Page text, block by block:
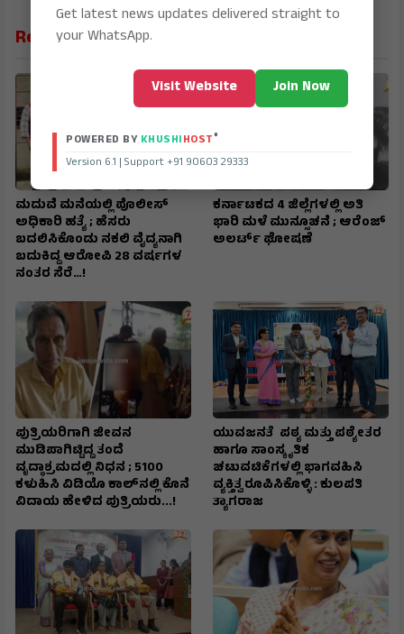
Related News
ಮದುವೆ ಮನೆಯಲ್ಲಿ ಪೊಲೀಸ್
ಅಧಿಕಾರಿ ಹತ್ಯೆ ; ಹೆಸರು
ಬದಲಿಸಿಕೊಂಡು ನಕಲಿ ವೈದ್ಯನಾಗಿ
ಬದುಕಿದ್ದ ಆರೋಪಿ 28 ವರ್ಷಗಳ
ನಂತರ ಸೆರೆ…!
ಕರ್ನಾಟಕದ 4 ಜಿಲ್ಲೆಗಳಲ್ಲಿ ಅತಿ
ಭಾರಿ ಮಳೆ ಮುನ್ಸೂಚನೆ ; ಆರೆಂಜ್‌
ಅಲರ್ಟ್‌ ಘೋಷಣೆ
ಪುತ್ರಿಯರಿಗಾಗಿ ಜೀವನ
ಮುಡಿಪಾಗಿಟ್ಟಿದ್ದ ತಂದೆ
ವೃದ್ಧಾಶ್ರಮದಲ್ಲಿ ನಿಧನ ; ₹5100
ಕಳುಹಿಸಿ ವಿಡಿಯೊ ಕಾಲ್‌ನಲ್ಲಿ ಕೊನೆ
ವಿದಾಯ ಹೇಳಿದ ಪುತ್ರಿಯರು...!
ಯುವಜನತೆ ಪಠ್ಯ ಮತ್ತು ಪಠ್ಯೇತರ
ಹಾಗೂ ಸಾಂಸ್ಕೃತಿಕ
ಚಟುವಟಿಕೆಗಳಲ್ಲಿ ಭಾಗವಹಿಸಿ
ವ್ಯಕ್ತಿತ್ವ ರೂಪಿಸಿಕೊಳ್ಳಿ : ಕುಲಪತಿ
ತ್ಯಾಗರಾಜ
Get latest news updates delivered straight to
your WhatsApp.
Visit Website Join Now
POWERED BY KHUSHIHOST®
Version 6.1 | Support +91 90603 29333